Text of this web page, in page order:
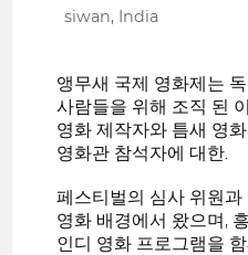
siwan, India
앵무새 국제 영화제는
사람들을 위해 조직 된
영화 제작자와 틈새 영
영화관 참석자에 대한.
페스티벌의 심사 위원
영화 배경에서 왔으며,
인디 영화 프로그램을